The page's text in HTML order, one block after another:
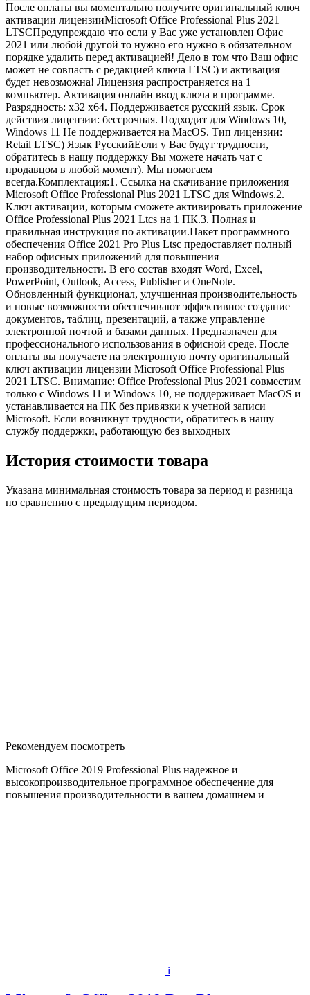
После оплаты вы моментально получите оригинальный ключ
активации лицензииMicrosoft Office Professional Plus 2021
LTSCПредупреждаю что если у Вас уже установлен Офис
2021 или любой другой то нужно его нужно в обязательном
порядке удалить перед активацией! Дело в том что Ваш офис
может не совпасть с редакцией ключа LTSC) и активация
будет невозможна! Лицензия распространяется на 1
компьютер. Активация онлайн ввод ключа в программе.
Разрядность: x32 x64. Поддерживается русский язык. Срок
действия лицензии: бессрочная. Подходит для Windows 10,
Windows 11 Не поддерживается на MacOS. Тип лицензии:
Retail LTSC) Язык РусскийЕсли у Вас будут трудности,
обратитесь в нашу поддержку Вы можете начать чат с
продавцом в любой момент). Мы помогаем
всегда.Комплектация:1. Ссылка на скачивание приложения
Microsoft Office Professional Plus 2021 LTSC для Windows.2.
Ключ активации, которым сможете активировать приложение
Office Professional Plus 2021 Ltcs на 1 ПК.3. Полная и
правильная инструкция по активации.Пакет программного
обеспечения Office 2021 Pro Plus Ltsc предоставляет полный
набор офисных приложений для повышения
производительности. В его состав входят Word, Excel,
PowerPoint, Outlook, Access, Publisher и OneNote.
Обновленный функционал, улучшенная производительность
и новые возможности обеспечивают эффективное создание
документов, таблиц, презентаций, а также управление
электронной почтой и базами данных. Предназначен для
профессионального использования в офисной среде. После
оплаты вы получаете на электронную почту оригинальный
ключ активации лицензии Microsoft Office Professional Plus
2021 LTSC. Внимание: Office Professional Plus 2021 совместим
только с Windows 11 и Windows 10, не поддерживает MacOS и
устанавливается на ПК без привязки к учетной записи
Microsoft. Если возникнут трудности, обратитесь в нашу
службу поддержки, работающую без выходных
История стоимости товара
Указана минимальная стоимость товара за период и разница
по сравнению с предыдущим периодом.
Рекомендуем посмотреть
Microsoft Office 2019 Professional Plus надежное и
высокопроизводительное программное обеспечение для
повышения производительности в вашем домашнем и
i